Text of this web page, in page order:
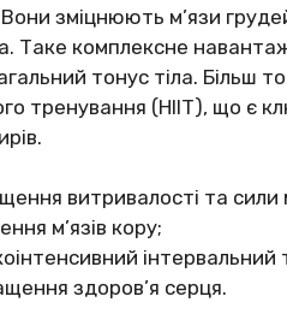
зміцнюють м’язи
Таке комплексне
тонус тіла. Більш
тренування (HIIT), що є
витривалості та сили
м’язів кору;
інтервальний
здоров’я серця.